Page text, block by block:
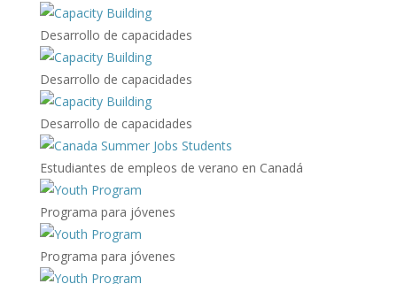
Desarrollo de capacidades
Desarrollo de capacidades
Desarrollo de capacidades
Estudiantes de empleos de verano en Canadá
Programa para jóvenes
Programa para jóvenes